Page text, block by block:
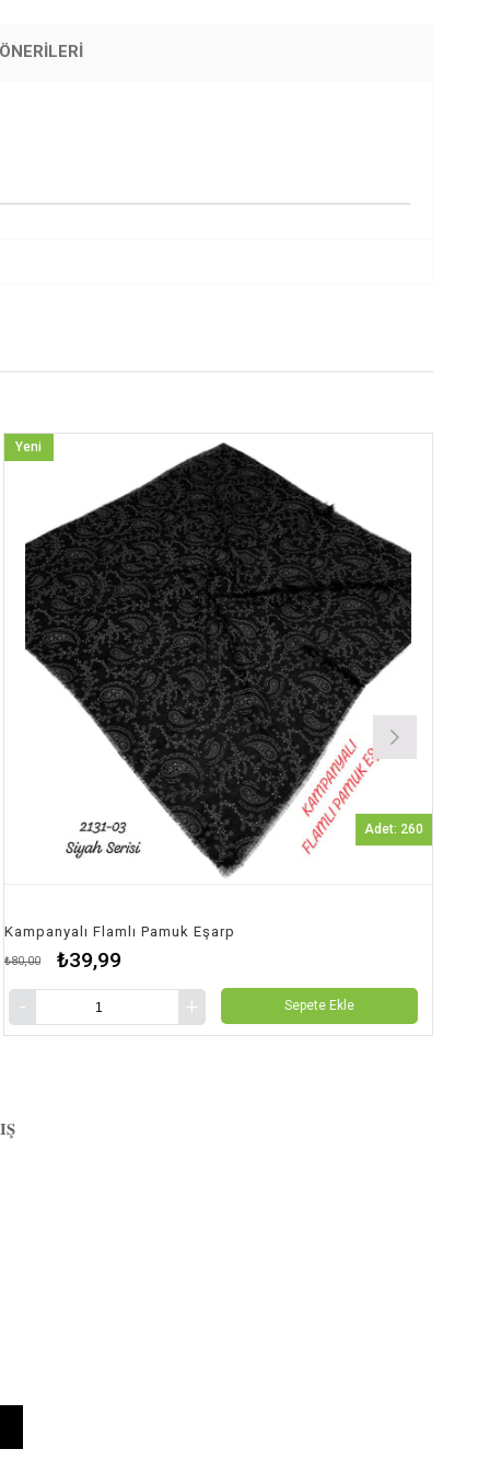
Adet: 260
Sepete Ekle
Kampanyalı Flamlı Pamuk Eşarp
Yeni
Ürün